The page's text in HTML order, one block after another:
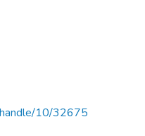
10/32675